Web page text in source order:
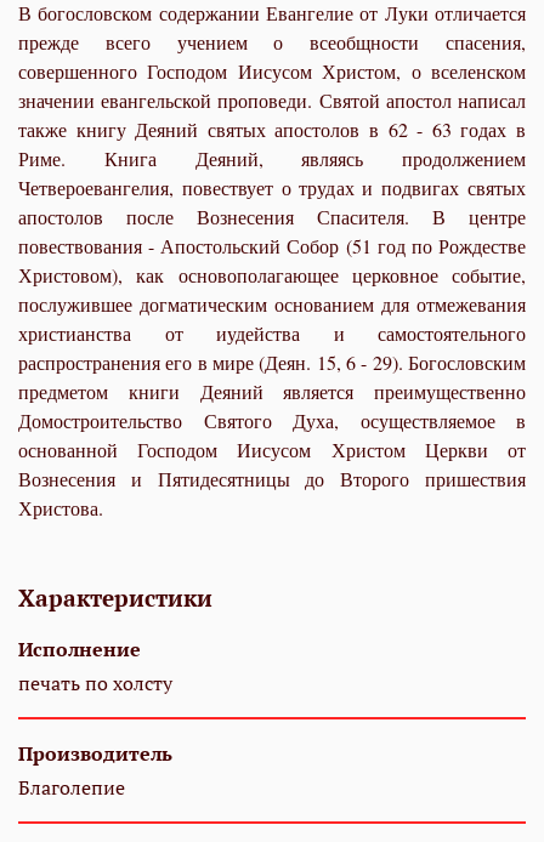
В богословском содержании Евангелие от Луки отличается
прежде всего учением о всеобщности спасения,
совершенного Господом Иисусом Христом, о вселенском
значении евангельской проповеди. Святой апостол написал
также книгу Деяний святых апостолов в 62 - 63 годах в
Риме. Книга Деяний, являясь продолжением
Четвероевангелия, повествует о трудах и подвигах святых
апостолов после Вознесения Спасителя. В центре
повествования - Апостольский Собор (51 год по Рождестве
Христовом), как основополагающее церковное событие,
послужившее догматическим основанием для отмежевания
христианства от иудейства и самостоятельного
распространения его в мире (Деян. 15, 6 - 29). Богословским
предметом книги Деяний является преимущественно
Домостроительство Святого Духа, осуществляемое в
основанной Господом Иисусом Христом Церкви от
Вознесения и Пятидесятницы до Второго пришествия
Христова.
Характеристики
Исполнение
печать по холсту
Производитель
Благолепие